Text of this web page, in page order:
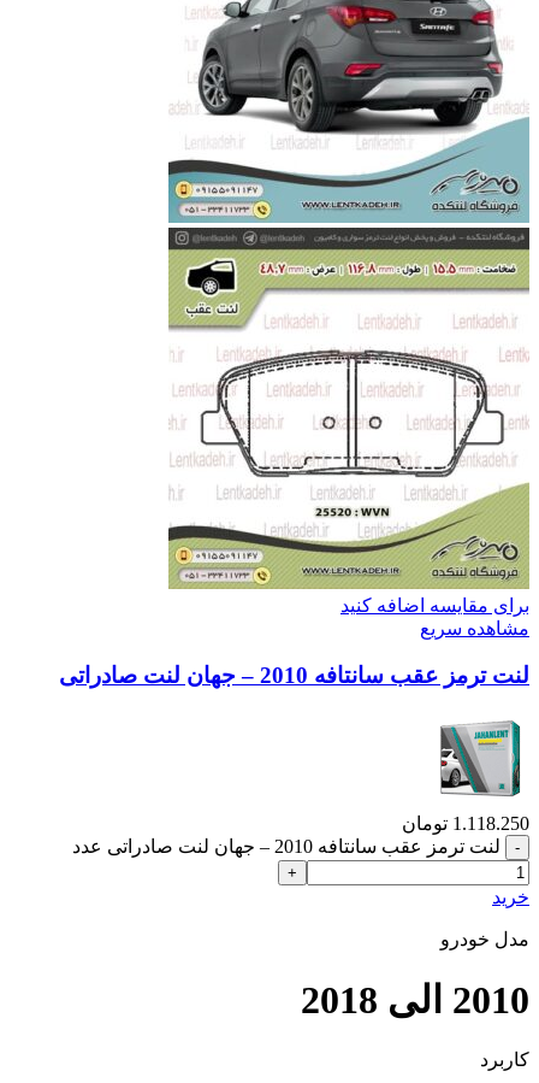
برای مقایسه اضافه کنید
مشاهده سریع
لنت ترمز عقب سانتافه 2010 – جهان لنت صادراتی
1.118.250 تومان
لنت ترمز عقب سانتافه 2010 – جهان لنت صادراتی عدد
خرید
مدل خودرو
2010 الی 2018
کاربرد